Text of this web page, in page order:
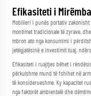
Efikasiteti i
Mobilieri i punës portativ
montimet tradicionale të zyrave,
mbron ato nga konsumimi i
jetëgjatësinë e investimit tuaj,
Efikasiteti i ruajtjes bëhet i
përkulshme mund të fshihet në
të konsiderueshme. Ky kapacitet
nga faktorët ambientalë dhe